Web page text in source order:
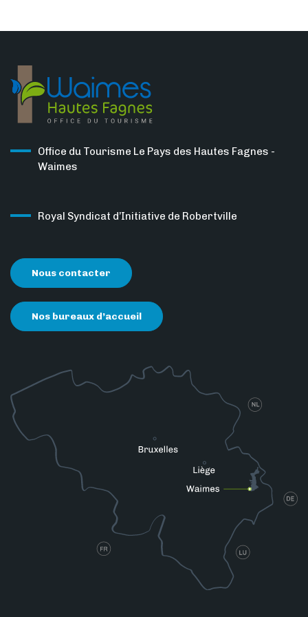
Office du Tourisme Le Pays des Hautes Fagnes -
Waimes
Royal Syndicat d’Initiative de Robertville
Nous contacter
Nos bureaux d’accueil